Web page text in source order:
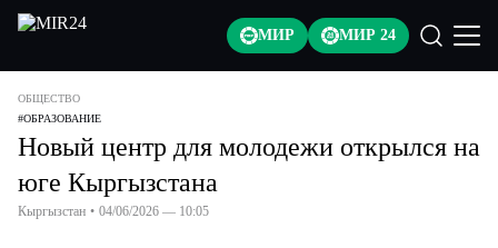
МИР МИР 24
ОБЩЕСТВО
#ОБРАЗОВАНИЕ
Новый центр для молодежи открылся на
юге Кыргызстана
Кыргызстан • 04/06/2026 — 10:05